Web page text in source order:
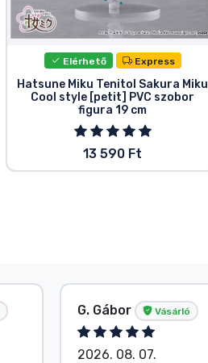
Elérhető Express
Hatsune Miku Tenitol Sakura Miku
Cool style [petit] PVC szobor
figura 19 cm
13 590 Ft
G. Gábor Vásárló
2026. 08. 07.